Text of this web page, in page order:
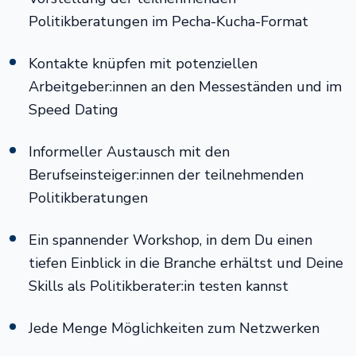
Politikberatungen im Pecha-Kucha-Format
Kontakte knüpfen mit potenziellen
Arbeitgeber:innen an den Messeständen und im
Speed Dating
Informeller Austausch mit den
Berufseinsteiger:innen der teilnehmenden
Politikberatungen
Ein spannender Workshop, in dem Du einen
tiefen Einblick in die Branche erhältst und Deine
Skills als Politikberater:in testen kannst
Jede Menge Möglichkeiten zum Netzwerken